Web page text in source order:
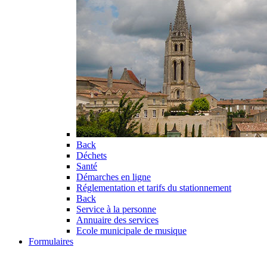
Back
Déchets
Santé
Démarches en ligne
Réglementation et tarifs du stationnement
Back
Service à la personne
Annuaire des services
Ecole municipale de musique
Formulaires